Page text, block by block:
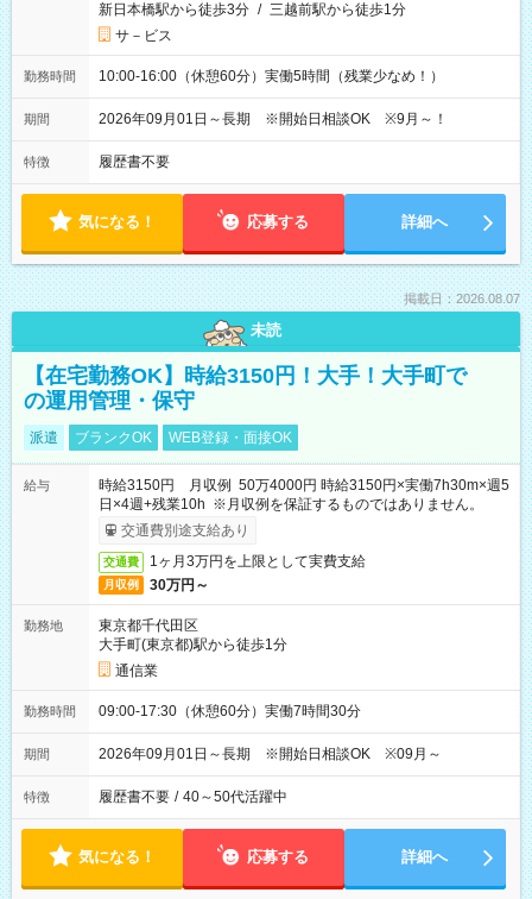
新日本橋駅から徒歩3分 / 三越前駅から徒歩1分
サ－ビス
勤務時間 10:00-16:00（休憩60分）実働5時間（残業少なめ！）
期間 2026年09月01日～長期 ※開始日相談OK ※9月～！
特徴 履歴書不要
気になる！ 応募する 詳細へ
掲載日：2026.08.07
未読
【在宅勤務OK】時給3150円！大手！大手町で
の運用管理・保守
派遣 ブランクOK WEB登録・面接OK
給与
時給3150円 月収例 50万4000円 時給3150円×実働7h30m×週5
日×4週+残業10h ※月収例を保証するものではありません。
交通費別途支給あり
交通費 1ヶ月3万円を上限として実費支給
月収例 30万円～
勤務地
東京都千代田区
大手町(東京都)駅から徒歩1分
通信業
勤務時間 09:00-17:30（休憩60分）実働7時間30分
期間 2026年09月01日～長期 ※開始日相談OK ※09月～
特徴 履歴書不要 / 40～50代活躍中
気になる！ 応募する 詳細へ